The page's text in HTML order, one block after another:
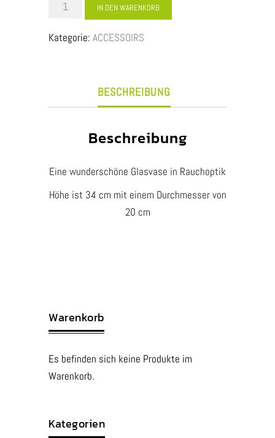
Warenkorb
Es befinden sich keine Produkte im
Warenkorb.
Kategorien
Glasvase
in
IN DEN WARENKORB
Kategorie: ACCESSOIRS
BESCHREIBUNG
Beschreibung
Eine wunderschöne Glasvase in Rauchoptik
Höhe ist 34 cm mit einem Durchmesser von
20 cm